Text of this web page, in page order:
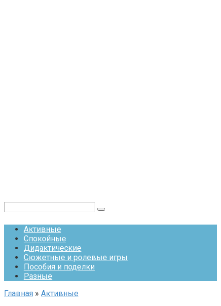
Активные
Спокойные
Дидактические
Сюжетные и ролевые игры
Пособия и поделки
Разные
Главная » Активные